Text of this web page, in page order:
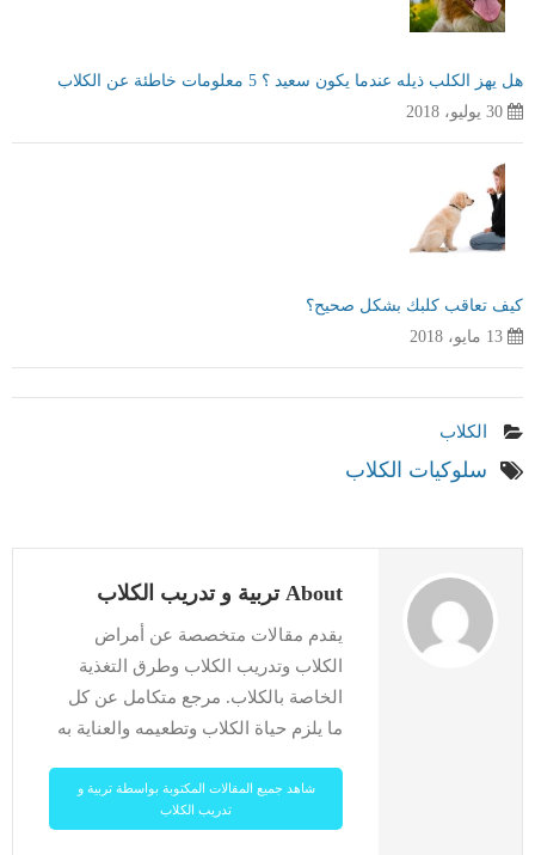
هل يهز الكلب ذيله عندما يكون سعيد ؟ 5 معلومات خاطئة عن الكلاب
30 يوليو، 2018
كيف تعاقب كلبك بشكل صحيح؟
13 مايو، 2018
الكلاب
سلوكيات الكلاب
About تربية و تدريب الكلاب
يقدم مقالات متخصصة عن أمراض
الكلاب وتدريب الكلاب وطرق التغذية
الخاصة بالكلاب. مرجع متكامل عن كل
ما يلزم حياة الكلاب وتطعيمه والعناية به
شاهد جميع المقالات المكتوبة بواسطة تربية و
تدريب الكلاب